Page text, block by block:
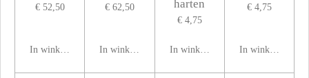
€ 52,50
In winkelwagen
€ 62,50
In winkelwagen
harten
€ 4,75
In winkelwagen
€ 4,75
In winkelwagen